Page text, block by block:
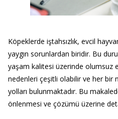
Köpeklerde iştahsızlık, evcil
yaygın sorunlardan biridir. Bu
yaşam kalitesi üzerinde olumsuz
nedenleri çeşitli olabilir ve her bir
yolları bulunmaktadır. Bu
önlenmesi ve çözümü üzerine